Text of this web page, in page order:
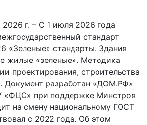
г. – С 1 июля 2026 года
стандарт
«Зеленые» стандарты. Здания
жилые «зеленые». Методика
проектирования, строительства
Документ разработан «ДОМ.РФ»
«ФЦС» при поддержке Минстроя
на смену национальному ГОСТ
с 2022 года. Об этом